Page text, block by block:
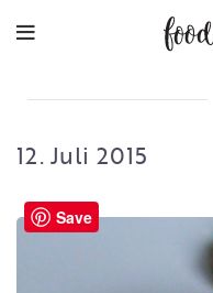
12. Juli 2015
Save